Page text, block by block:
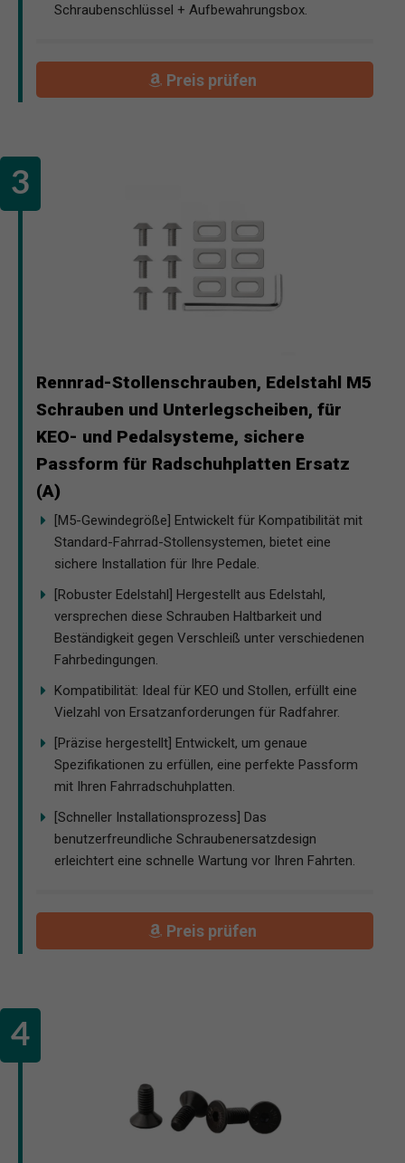
Schraubenschlüssel + Aufbewahrungsbox.
Preis prüfen
Rennrad-Stollenschrauben, Edelstahl M5
Schrauben und Unterlegscheiben, für
KEO- und Pedalsysteme, sichere
Passform für Radschuhplatten Ersatz
(A)
[M5-Gewindegröße] Entwickelt für Kompatibilität mit
Standard-Fahrrad-Stollensystemen, bietet eine
sichere Installation für Ihre Pedale.
[Robuster Edelstahl] Hergestellt aus Edelstahl,
versprechen diese Schrauben Haltbarkeit und
Beständigkeit gegen Verschleiß unter verschiedenen
Fahrbedingungen.
Kompatibilität: Ideal für KEO und Stollen, erfüllt eine
Vielzahl von Ersatzanforderungen für Radfahrer.
[Präzise hergestellt] Entwickelt, um genaue
Spezifikationen zu erfüllen, eine perfekte Passform
mit Ihren Fahrradschuhplatten.
[Schneller Installationsprozess] Das
benutzerfreundliche Schraubenersatzdesign
erleichtert eine schnelle Wartung vor Ihren Fahrten.
Preis prüfen